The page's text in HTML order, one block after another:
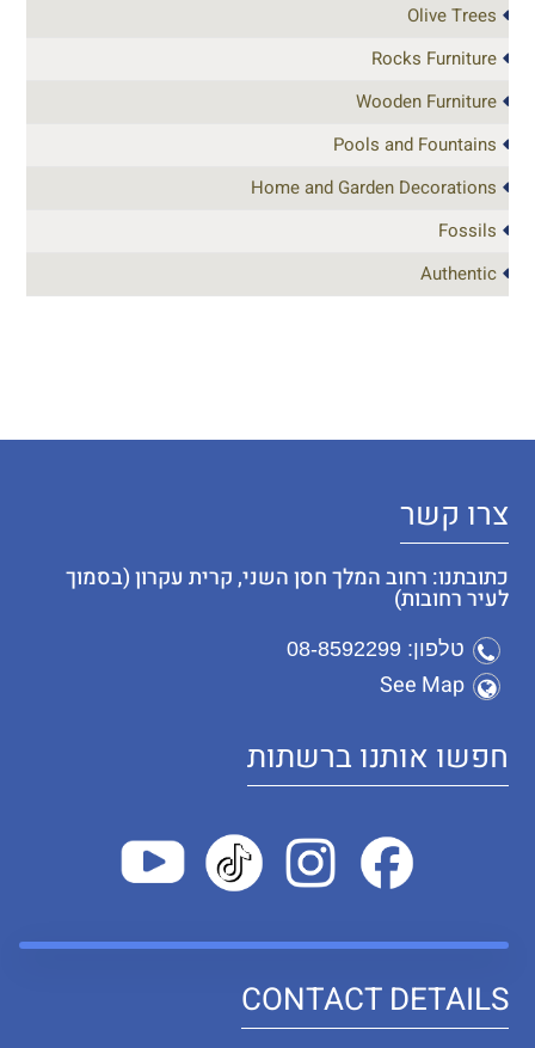
Olive Trees
Rocks Furniture
Wooden Furniture
Pools and Fountains
Home and Garden Decorations
Fossils
Authentic
צרו קשר
כתובתנו: רחוב המלך חסן השני, קרית עקרון (בסמוך
לעיר רחובות)
טלפון: 08-8592299
See Map
חפשו אותנו ברשתות
CONTACT DETAILS